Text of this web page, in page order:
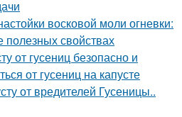
восковой моли огневки:
полезных свойствах
от гусениц безопасно и
от гусениц на капусте
от вредителей Гусеницы..